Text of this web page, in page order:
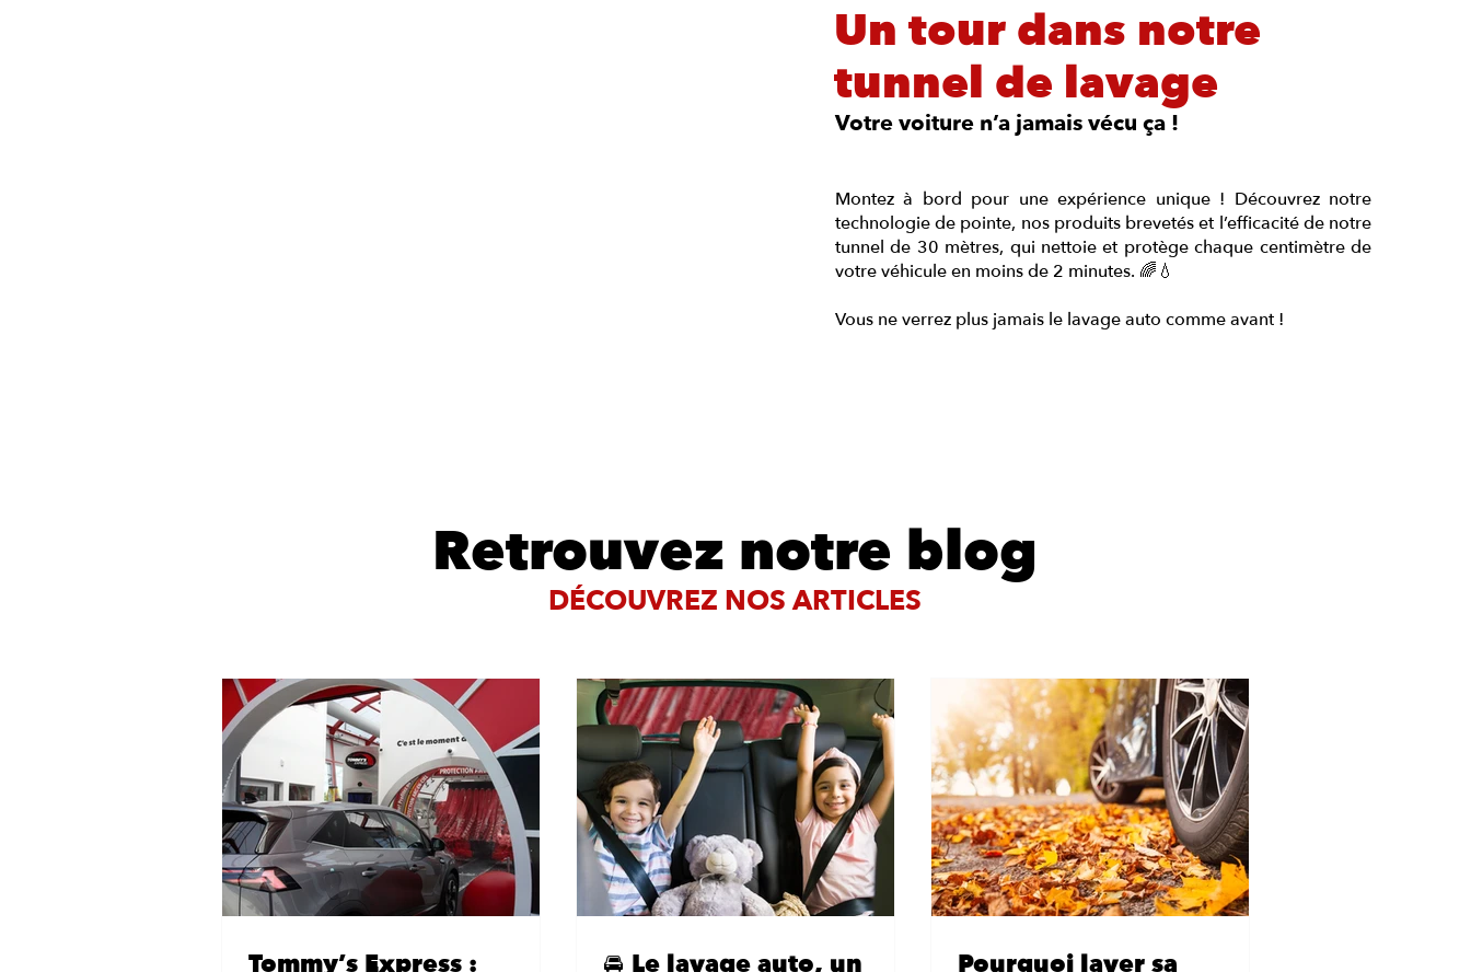
Un tour dans notre
tunnel de lavage
Votre voiture n’a jamais vécu ça !
Montez à bord pour une expérience unique ! Découvrez notre
technologie de pointe, nos produits brevetés et l’efficacité de notre
tunnel de 30 mètres, qui nettoie et protège chaque centimètre de
votre véhicule en moins de 2 minutes. 🌈💧
Vous ne verrez plus jamais le lavage auto comme avant !
Retrouvez notre blog
DÉCOUVREZ NOS ARTICLES
Tommy’s Express :
🚘 Le lavage auto, un
Pourquoi laver sa